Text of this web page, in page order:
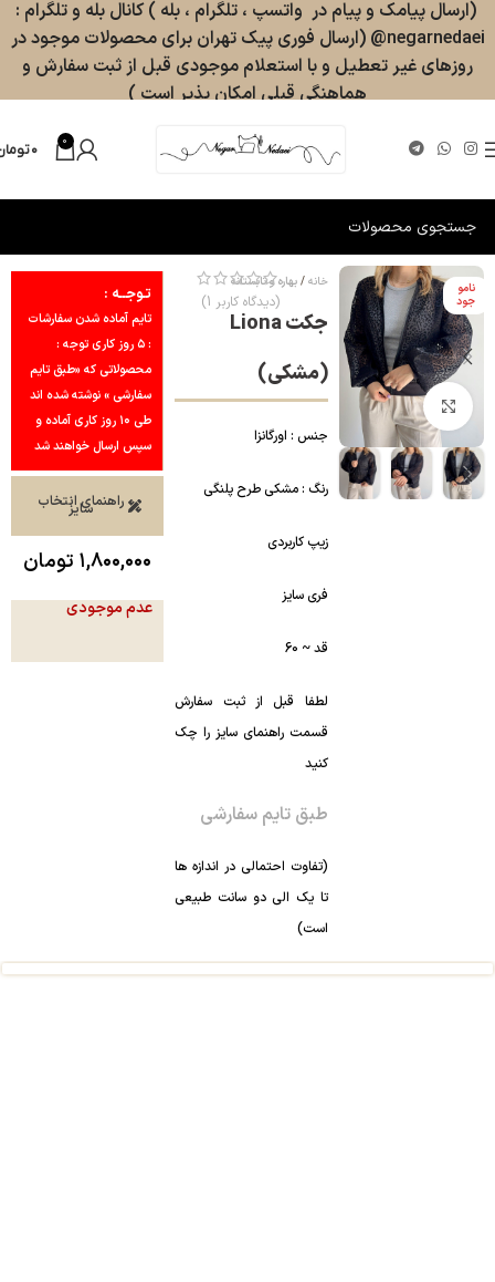
0 ۰
نامو
جود
بزرگنمایی تصویر
خانه بهاره و تابستانه
جکت Liona
(مشکی)
(دیدگاه کاربر 1
)
جنس : اورگانزا
رنگ : مشکی طرح پلنگی
زیپ کاربردی
فری سایز
قد ~ 60
لطفا قبل از ثبت سفارش
قسمت راهنمای سایز را چک
کنید
طبق تایم سفارشی
(تفاوت احتمالی در اندازه ها
تا یک الی دو سانت طبیعی
است)
تـوجــه :
تایم آماده شدن سفارشات
: ۵ روز کاری توجه :
محصولاتی که «طبق تایم
سفارشی » نوشته شده اند
طی ۱۰ روز کاری آماده و
سپس ارسال خواهند شد
راهنمای انتخاب
سایز
۱,۸۰۰,۰۰۰ تومان
عدم موجودی
(ارسال پیامک و پیام در واتسپ ، تلگرام ، بله ) کانال بله و تلگرام :
negarnedaei@ (ارسال فوری پیک تهران برای محصولات موجود در
روزهای غیر تعطیل و با استعلام موجودی قبل از ثبت سفارش و
هماهنگی قبلی امکان پذیر است )